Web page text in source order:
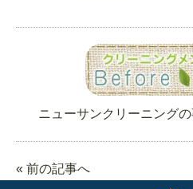
ニューサンクリーニング
« 前の記事へ